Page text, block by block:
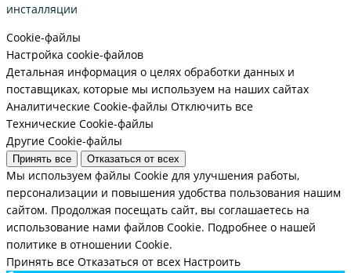
инсталляции
Cookie-файлы
Настройка cookie-файлов
Детальная информация о целях обработки данных и
поставщиках, которые мы используем на наших сайтах
Аналитические Cookie-файлы Отключить все
Технические Cookie-файлы
Другие Cookie-файлы
Принять все Отказаться от всех
Мы используем файлы Cookie для улучшения работы,
персонализации и повышения удобства пользования нашим
сайтом. Продолжая посещать сайт, вы соглашаетесь на
использование нами файлов Cookie. Подробнее о нашей
политике в отношении Cookie.
Принять все Отказаться от всех Настроить